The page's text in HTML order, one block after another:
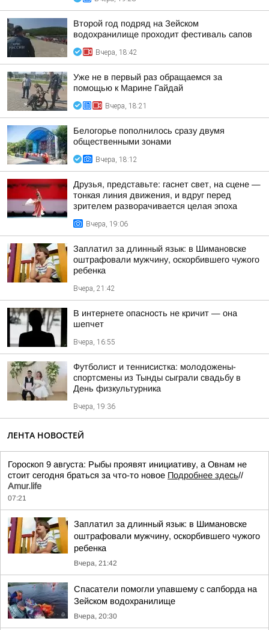
Второй год подряд на Зейском
водохранилище проходит фестиваль сапов
Вчера, 18:42
Уже не в первый раз обращаемся за
помощью к Марине Гайдай
Вчера, 18:21
Белогорье пополнилось сразу двумя
общественными зонами
Вчера, 18:12
Друзья, представьте: гаснет свет, на сцене —
тонкая линия движения, и вдруг перед
зрителем разворачивается целая эпоха
Вчера, 19:06
Заплатил за длинный язык: в Шимановске
оштрафовали мужчину, оскорбившего чужого
ребенка
Вчера, 21:42
В интернете опасность не кричит — она
шепчет
Вчера, 16:55
Футболист и теннисистка: молодожены-
спортсмены из Тынды сыграли свадьбу в
День физкультурника
Вчера, 19:36
ЛЕНТА НОВОСТЕЙ
Гороскоп 9 августа: Рыбы проявят инициативу, а Овнам не
стоит сегодня браться за что-то новое Подробнее здесь//
Аmur.life
07:21
Заплатил за длинный язык: в Шимановске
оштрафовали мужчину, оскорбившего чужого
ребенка
Вчера, 21:42
Спасатели помогли упавшему с сапборда на
Зейском водохранилище
Вчера, 20:30